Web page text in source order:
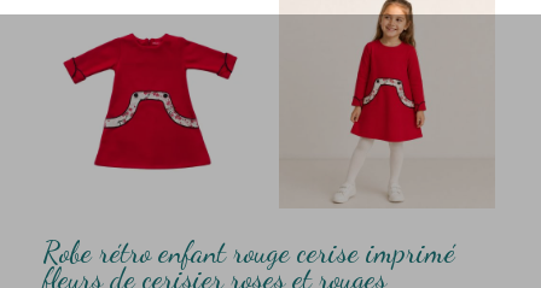
Robe rétro enfant rouge cerise imprimé
fleurs de cerisier roses et rouges